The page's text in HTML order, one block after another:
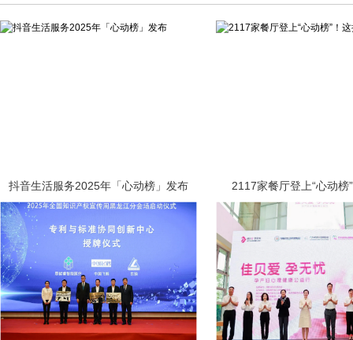
抖音生活服务2025年「心动榜」发布 2117家餐厅登上“心动榜